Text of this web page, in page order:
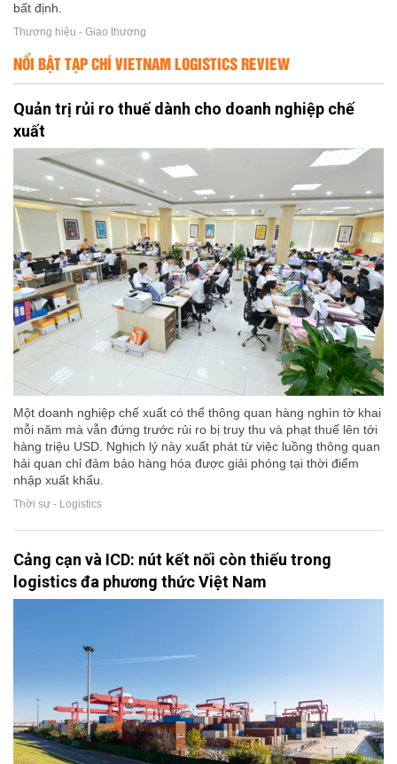
bất định.
Thương hiệu - Giao thương
NỔI BẬT TẠP CHÍ VIETNAM LOGISTICS REVIEW
Quản trị rủi ro thuế dành cho doanh nghiệp chế
xuất
Một doanh nghiệp chế xuất có thể thông quan hàng nghìn tờ khai
mỗi năm mà vẫn đứng trước rủi ro bị truy thu và phạt thuế lên tới
hàng triệu USD. Nghịch lý này xuất phát từ việc luồng thông quan
hải quan chỉ đảm bảo hàng hóa được giải phóng tại thời điểm
nhập xuất khẩu.
Thời sự - Logistics
Cảng cạn và ICD: nút kết nối còn thiếu trong
logistics đa phương thức Việt Nam